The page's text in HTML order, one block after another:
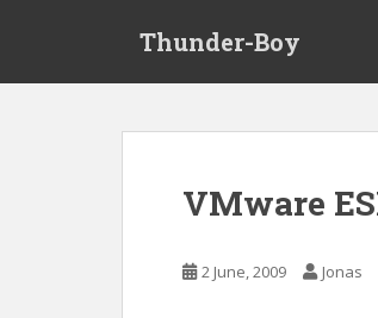
Thunder-Boy
VMware
2 June, 2009 Jonas